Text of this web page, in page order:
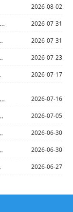
2026-08-02
2026-07-31
2026-07-31
2026-07-23
2026-07-17
2026-07-16
2026-07-05
2026-06-30
2026-06-30
2026-06-27